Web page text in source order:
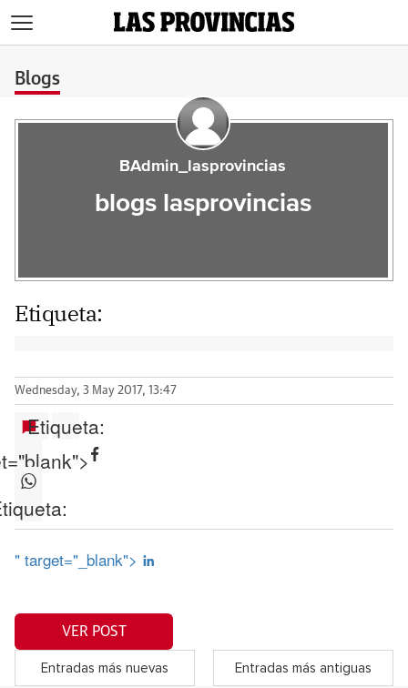
Blogs
BAdmin_lasprovincias
blogs lasprovincias
Etiqueta:
Wednesday, 3 May 2017, 13:47
Etiqueta:
" target="_blank">
VER POST
Entradas más nuevas Entradas más antiguas